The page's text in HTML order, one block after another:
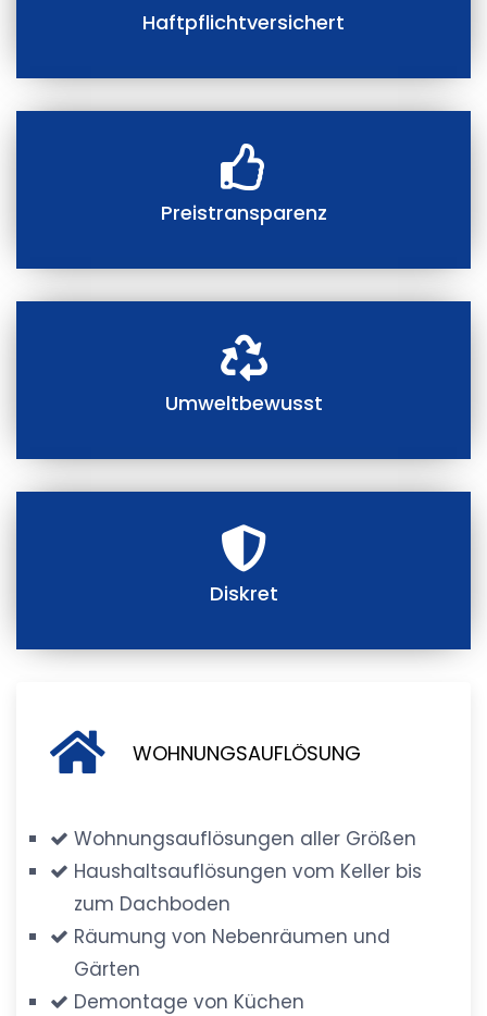
Haftpflichtversichert
Preistransparenz
Umweltbewusst
Diskret
WOHNUNGSAUFLÖSUNG
Wohnungsauflösungen aller Größen
Haushaltsauflösungen vom Keller bis
zum Dachboden
Räumung von Nebenräumen und
Gärten
Demontage von Küchen